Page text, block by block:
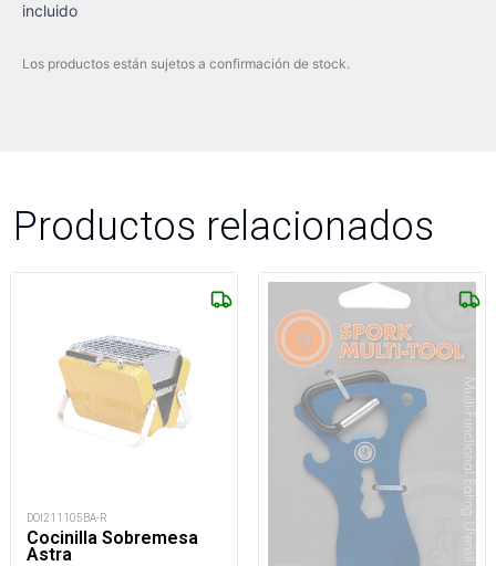
incluido
Los productos están sujetos a confirmación de stock.
Productos relacionados
DOI211105BA-R
Cocinilla Sobremesa
Astra